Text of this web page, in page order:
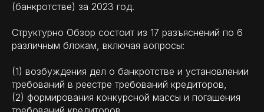
(банкротстве) за 2023 год.
Структурно Обзор состоит из 17 разъяснений по 6
различным блокам, включая вопросы:
(1) возбуждения дел о банкротстве и установлении
требований в реестре требований кредиторов,
(2) формирования конкурсной массы и погашения